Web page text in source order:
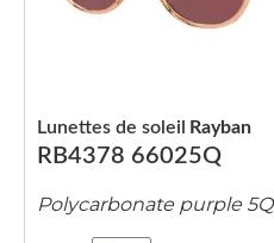
RB4378 66025Q
Lunettes de soleil Rayban
Polycarbonate purple 5Q